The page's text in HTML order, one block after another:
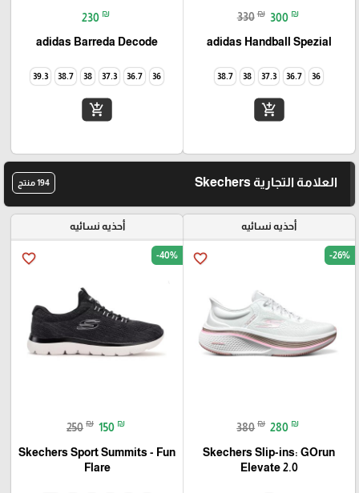
330 ₪ 300 ₪
adidas Handball Spezial
36
36.7
37.3
38
38.7
add_shopping_cart
230 ₪
adidas Barreda Decode
36
36.7
37.3
38
38.7
39.3
add_shopping_cart
العلامة التجارية Skechers 194 منتج
أحذيه نسائيه
favorite_border -26%
380 ₪ 280 ₪
Skechers Slip-ins: GOrun
Elevate 2.0
أحذيه نسائيه
favorite_border -40%
250 ₪ 150 ₪
Skechers Sport Summits - Fun
Flare‏